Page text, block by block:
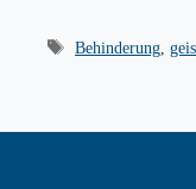
Schlagwörter
Behinderung ,